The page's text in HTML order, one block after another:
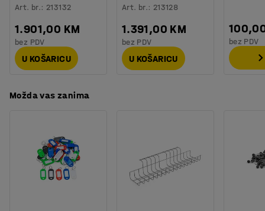
Art. br.: 213132
1.901,00 KM
bez PDV
U KOŠARICU
Art. br.: 213128
1.391,00 KM
bez PDV
U KOŠARICU
bez PDV
Možda vas zanima